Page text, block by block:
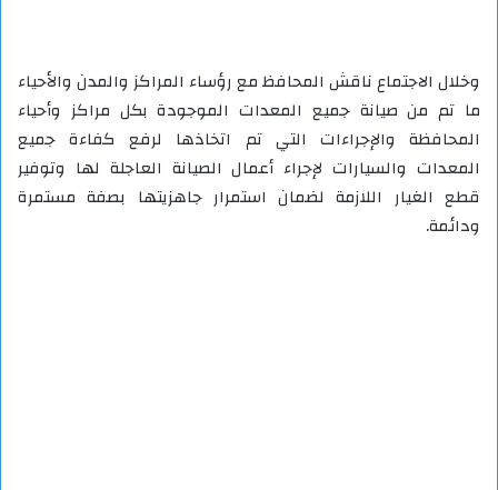
وخلال الاجتماع ناقش المحافظ مع رؤساء المراكز والمدن والأحياء
ما تم من صيانة جميع المعدات الموجودة بكل مراكز وأحياء
المحافظة والإجراءات التي تم اتخاذها لرفع كفاءة جميع
المعدات والسيارات لإجراء أعمال الصيانة العاجلة لها وتوفير
قطع الغيار اللازمة لضمان استمرار جاهزيتها بصفة مستمرة
ودائمة.